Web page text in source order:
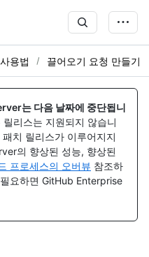
사용법 끌어오기 요청 만들기
는 다음 날짜에 중단됩니
릴리스는 지원되지 않습니
치 릴리스가 이루어지지
의 향상된 성능, 향상된
프로세스의 오버뷰 참조하
요하면 GitHub Enterprise